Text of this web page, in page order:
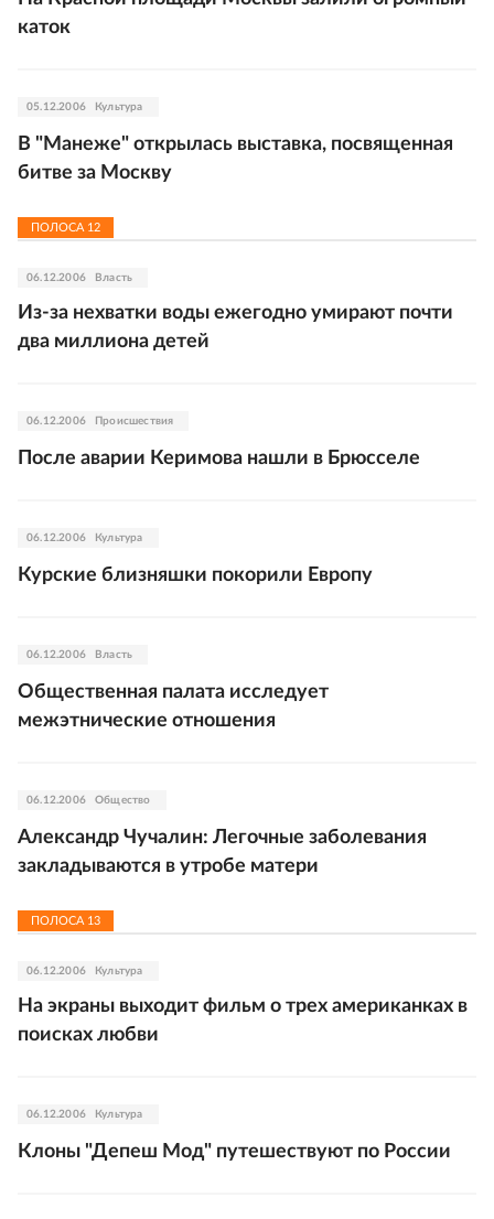
каток
05.12.2006 Культура
В "Манеже" открылась выставка, посвященная
битве за Москву
ПОЛОСА 12
06.12.2006 Власть
Из-за нехватки воды ежегодно умирают почти
два миллиона детей
06.12.2006 Происшествия
После аварии Керимова нашли в Брюсселе
06.12.2006 Культура
Курские близняшки покорили Европу
06.12.2006 Власть
Общественная палата исследует
межэтнические отношения
06.12.2006 Общество
Александр Чучалин: Легочные заболевания
закладываются в утробе матери
ПОЛОСА 13
06.12.2006 Культура
На экраны выходит фильм о трех американках в
поисках любви
06.12.2006 Культура
Клоны "Депеш Мод" путешествуют по России